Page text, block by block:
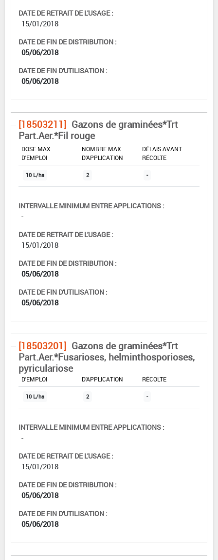
DATE DE RETRAIT DE L'USAGE :
15/01/2018
DATE DE FIN DE DISTRIBUTION :
05/06/2018
DATE DE FIN D'UTILISATION :
05/06/2018
[18503211] Gazons de graminées*Trt
Part.Aer.*Fil rouge
DOSE MAX
D'EMPLOI
NOMBRE MAX
D'APPLICATION
DÉLAIS AVANT
RÉCOLTE
10 L/ha 2 -
INTERVALLE MINIMUM ENTRE APPLICATIONS :
-
DATE DE RETRAIT DE L'USAGE :
15/01/2018
DATE DE FIN DE DISTRIBUTION :
05/06/2018
DATE DE FIN D'UTILISATION :
05/06/2018
[18503201] Gazons de graminées*Trt
Part.Aer.*Fusarioses, helminthosporioses,
pyriculariose
DOSE MAX
D'EMPLOI
D'APPLICATION
RÉCOLTE
10 L/ha 2 -
INTERVALLE MINIMUM ENTRE APPLICATIONS :
-
DATE DE RETRAIT DE L'USAGE :
15/01/2018
DATE DE FIN DE DISTRIBUTION :
05/06/2018
DATE DE FIN D'UTILISATION :
05/06/2018